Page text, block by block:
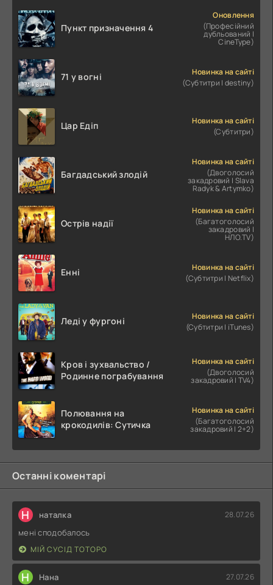
Пункт призначення 4
Оновлення
(Професійний
дубльований |
CineType)
71 у вогні
Новинка на сайті
(Субтитри | destiny)
Цар Едіп
Новинка на сайті
(Субтитри)
Багдадський злодій
Новинка на сайті
(Двоголосий
закадровий | Slava
Radyk & Artymko)
Острів надії
Новинка на сайті
(Багатоголосий
закадровий |
НЛО.TV)
Енні
Новинка на сайті
(Субтитри | Netflix)
Леді у фургоні
Новинка на сайті
(Субтитри | iTunes)
Кров і зухвальство /
Родинне пограбування
Новинка на сайті
(Двоголосий
закадровий | TV4)
Полювання на
крокодилів: Сутичка
Новинка на сайті
(Багатоголосий
закадровий | 2+2)
Останні коментарі
Н наталка 28.07.26
мені сподобалось
МІЙ СУСІД ТОТОРО
Н Нана 27.07.26